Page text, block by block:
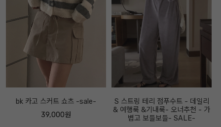
bk 카고 스커트 쇼츠 -sale-
39,000원
S 스트링 테리 점푸수트 - 데일리
& 여행룩 &기내룩- 오너추천 - 가
볍고 보들보들- SALE-